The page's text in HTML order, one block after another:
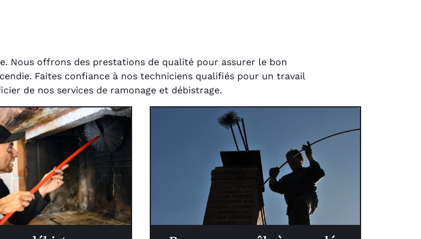
Nous offrons des prestations de qualité pour assurer le bon
Faites confiance à nos techniciens qualifiés pour un travail
de nos services de ramonage et débistrage.